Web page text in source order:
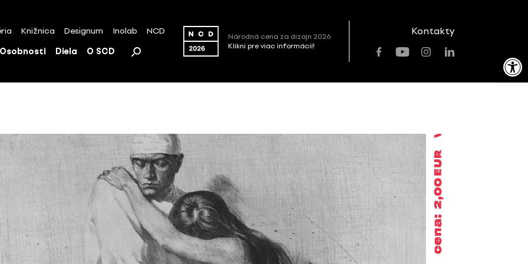
Open toolbar
Knižnica Designum Inolab NCD
Osobnosti Diela O SCD
Národná cena za dizajn 2026
Klikni pre viac informácií!
Kontakty